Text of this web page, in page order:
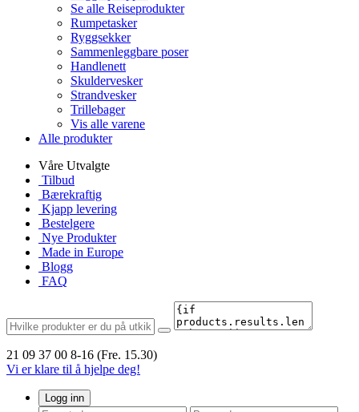
Se alle Reiseprodukter
Rumpetasker
Ryggsekker
Sammenleggbare poser
Handlenett
Skuldervesker
Strandvesker
Trillebager
Vis alle varene
Alle produkter
Våre Utvalgte
Tilbud
Bærekraftig
Kjapp levering
Bestelgere
Nye Produkter
Made in Europe
Blogg
FAQ
21 09 37 00 8-16 (Fre. 15.30)
Vi er klare til å hjelpe deg!
Logg inn